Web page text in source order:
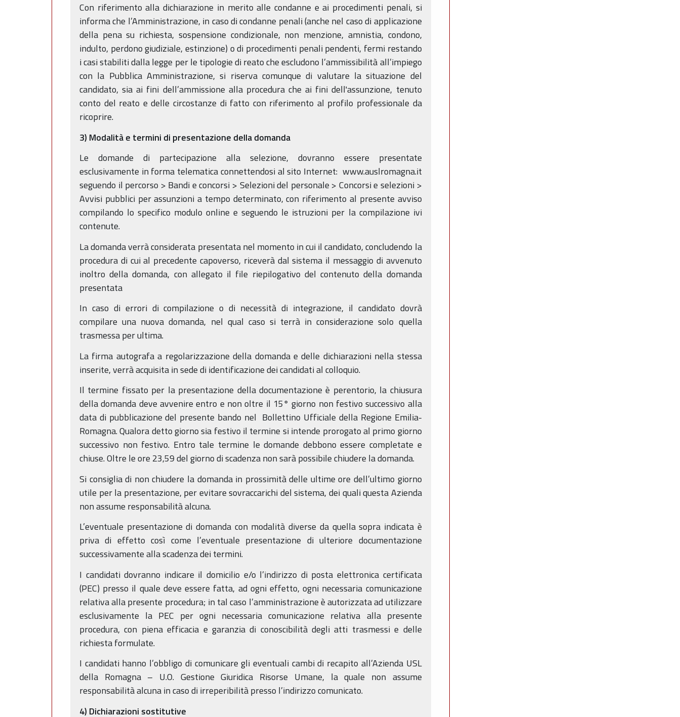
Con riferimento alla dichiarazione in merito alle condanne e ai procedimenti penali, si
informa che l’Amministrazione, in caso di condanne penali (anche nel caso di applicazione
della pena su richiesta, sospensione condizionale, non menzione, amnistia, condono,
indulto, perdono giudiziale, estinzione) o di procedimenti penali pendenti, fermi restando
i casi stabiliti dalla legge per le tipologie di reato che escludono l’ammissibilità all’impiego
con la Pubblica Amministrazione, si riserva comunque di valutare la situazione del
candidato, sia ai fini dell’ammissione alla procedura che ai fini dell'assunzione, tenuto
conto del reato e delle circostanze di fatto con riferimento al profilo professionale da
ricoprire.
3) Modalità e termini di presentazione della domanda
Le domande di partecipazione alla selezione, dovranno essere presentate
esclusivamente in forma telematica connettendosi al sito Internet: www.auslromagna.it
seguendo il percorso > Bandi e concorsi > Selezioni del personale > Concorsi e selezioni >
Avvisi pubblici per assunzioni a tempo determinato, con riferimento al presente avviso
compilando lo specifico modulo online e seguendo le istruzioni per la compilazione ivi
contenute.
La domanda verrà considerata presentata nel momento in cui il candidato, concludendo la
procedura di cui al precedente capoverso, riceverà dal sistema il messaggio di avvenuto
inoltro della domanda, con allegato il file riepilogativo del contenuto della domanda
presentata
In caso di errori di compilazione o di necessità di integrazione, il candidato dovrà
compilare una nuova domanda, nel qual caso si terrà in considerazione solo quella
trasmessa per ultima.
La firma autografa a regolarizzazione della domanda e delle dichiarazioni nella stessa
inserite, verrà acquisita in sede di identificazione dei candidati al colloquio.
Il termine fissato per la presentazione della documentazione è perentorio, la chiusura
della domanda deve avvenire entro e non oltre il 15° giorno non festivo successivo alla
data di pubblicazione del presente bando nel Bollettino Ufficiale della Regione Emilia-
Romagna. Qualora detto giorno sia festivo il termine si intende prorogato al primo giorno
successivo non festivo. Entro tale termine le domande debbono essere completate e
chiuse. Oltre le ore 23,59 del giorno di scadenza non sarà possibile chiudere la domanda.
Si consiglia di non chiudere la domanda in prossimità delle ultime ore dell’ultimo giorno
utile per la presentazione, per evitare sovraccarichi del sistema, dei quali questa Azienda
non assume responsabilità alcuna.
L’eventuale presentazione di domanda con modalità diverse da quella sopra indicata è
priva di effetto così come l’eventuale presentazione di ulteriore documentazione
successivamente alla scadenza dei termini.
I candidati dovranno indicare il domicilio e/o l’indirizzo di posta elettronica certificata
(PEC) presso il quale deve essere fatta, ad ogni effetto, ogni necessaria comunicazione
relativa alla presente procedura; in tal caso l’amministrazione è autorizzata ad utilizzare
esclusivamente la PEC per ogni necessaria comunicazione relativa alla presente
procedura, con piena efficacia e garanzia di conoscibilità degli atti trasmessi e delle
richiesta formulate.
I candidati hanno l’obbligo di comunicare gli eventuali cambi di recapito all’Azienda USL
della Romagna – U.O. Gestione Giuridica Risorse Umane, la quale non assume
responsabilità alcuna in caso di irreperibilità presso l’indirizzo comunicato.
4) Dichiarazioni sostitutive